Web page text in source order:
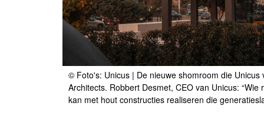
© Foto's: Unicus | De nieuwe shomroom die
Architects. Robbert Desmet, CEO van Unicus:
kan met hout constructies realiseren die
De nieuwe shomroom die Unicus voor Meubili
CEO van Unicus: “Wie rekening houdt met vocht,
realiseren die generatieslang meegaan.”